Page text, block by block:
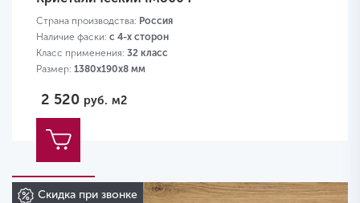
Страна производства: Россия
Наличие фаски: с 4-х сторон
Класс применения: 32 класс
Размер: 1380х190х8 мм
2 520 руб. м2
Скидка при звонке